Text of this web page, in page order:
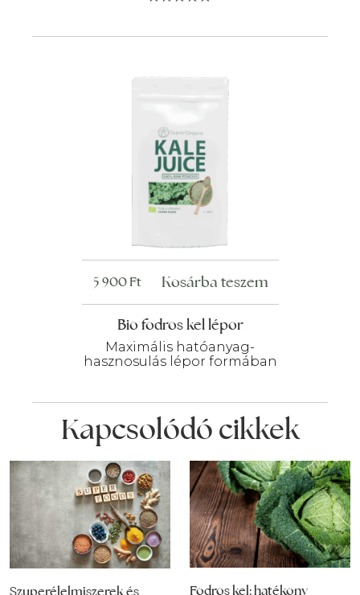
Bio fodros kel lépor
Maximális hatóanyag-
hasznosulás lépor formában
5 900Ft Kosárba teszem
Kapcsolódó cikkek
Szuperélelmiszerek és Fodros kel: hatékony